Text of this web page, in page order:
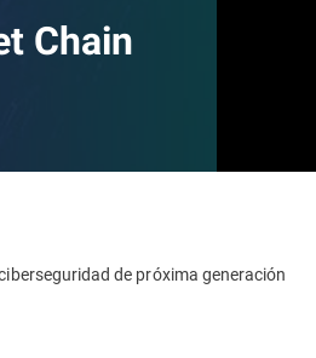
Chain
de próxima generación